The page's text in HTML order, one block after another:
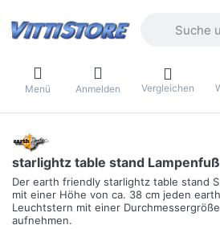
Menü Anmelden Vergleichen
starlightz table stand
Der earth friendly starlightz table stand
mit einer Höhe von ca. 38 cm jeden
Leuchtstern mit einer
aufnehmen.